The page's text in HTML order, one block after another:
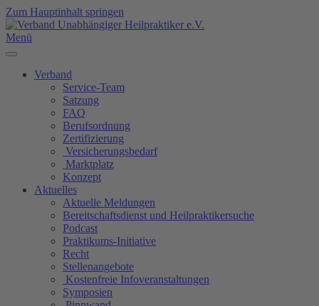
Zum Hauptinhalt springen
Menü
Verband
Service-Team
Satzung
FAQ
Berufsordnung
Zertifizierung
Versicherungsbedarf
Marktplatz
Konzept
Aktuelles
Aktuelle Meldungen
Bereitschaftsdienst und Heilpraktikersuche
Podcast
Praktikums-Initiative
Recht
Stellenangebote
Kostenfreie Infoveranstaltungen
Symposien